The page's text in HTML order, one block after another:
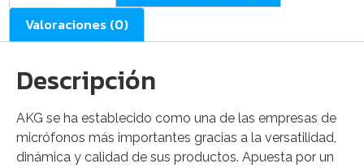
Valoraciones (0)
Descripción
AKG se ha establecido como una de las empresas de
micrófonos más importantes gracias a la versatilidad,
dinámica y calidad de sus productos. Apuesta por un